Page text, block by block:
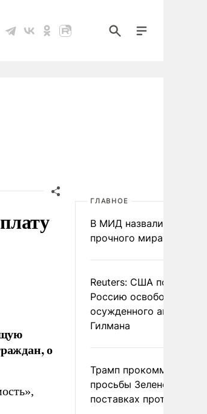
о
ГЛАВНОЕ
В МИД назвали условия
прочного мира на
Reuters: США
Россию освободить
осужденного
Гилмана
Трамп
просьбы Зеленского о
поставках